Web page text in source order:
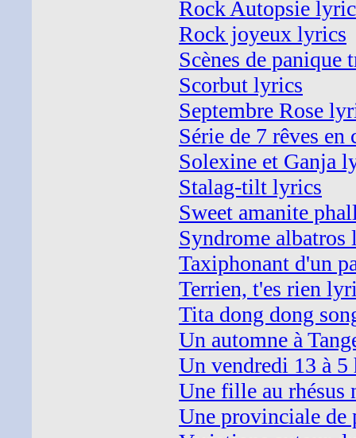
Rock Autopsie
Rock joyeux lyrics
Scènes de
Scorbut lyrics
Septembre Rose
Série de 7 rêves
Solexine et Ganja
Stalag-tilt lyrics
Sweet amanite
Syndrome albatros
Taxiphonant d'un
Terrien, t'es rien
Tita dong dong
Un automne à
Un vendredi 13 à 5
Une fille au rhésus
Une provinciale de